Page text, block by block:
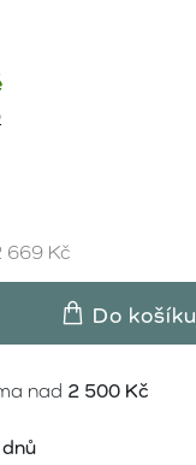
669 Kč
Do košíku
nad 2 500 Kč